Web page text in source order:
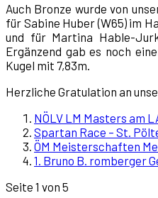
Auch Bronze wurde von
für Sabine Huber (W65) im
und für Martina Hable-
Ergänzend gab es noch
Kugel mit 7,83m.
Herzliche Gratulation an
NÖLV LM Masters am
Spartan Race – St.
ÖM Meisterschaften
1. Bruno B. romberger
Seite 1 von 5